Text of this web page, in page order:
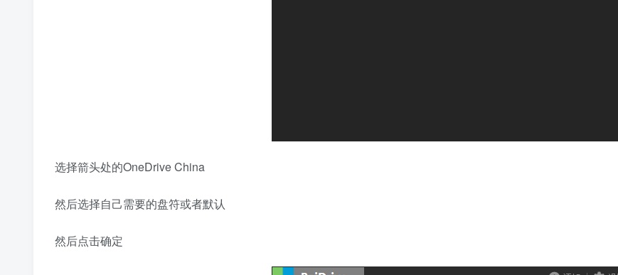
选择箭头处的OneDrive China
然后选择自己需要的盘符或者默认
然后点击确定